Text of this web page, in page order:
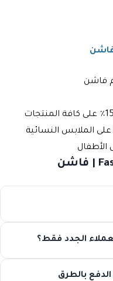
فاشن
فاشن
خصم 20% على الملابس النسائية
الأطفال
الجدد فقط؟
بالطرق